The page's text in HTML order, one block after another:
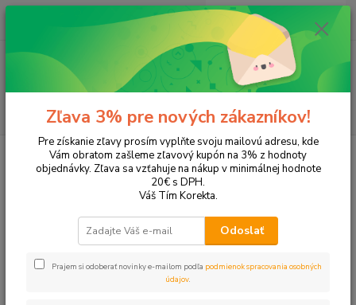
Hľadať
ks
za 0,00 EUR
Tonery a náplne do tlačiarní Hewlett Packard
HP DeskJet
DeskJet 2510
DeskJet 2510
Upresniť parametre
Zľava 3% pre nových zákazníkov!
Pre získanie zľavy prosím vyplňte svoju mailovú adresu, kde
Vám obratom zašleme zľavový kupón na 3% z hodnoty
objednávky. Zľava sa vzťahuje na nákup v minimálnej hodnote
20€ s DPH.
Váš Tím Korekta.
Odoslať
Prajem si odoberať novinky e-mailom podľa podmienok spracovania osobných
údajov.